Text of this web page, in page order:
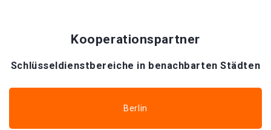
Kooperationspartner
Schlüsseldienstbereiche in benachbarten Städten
Berlin